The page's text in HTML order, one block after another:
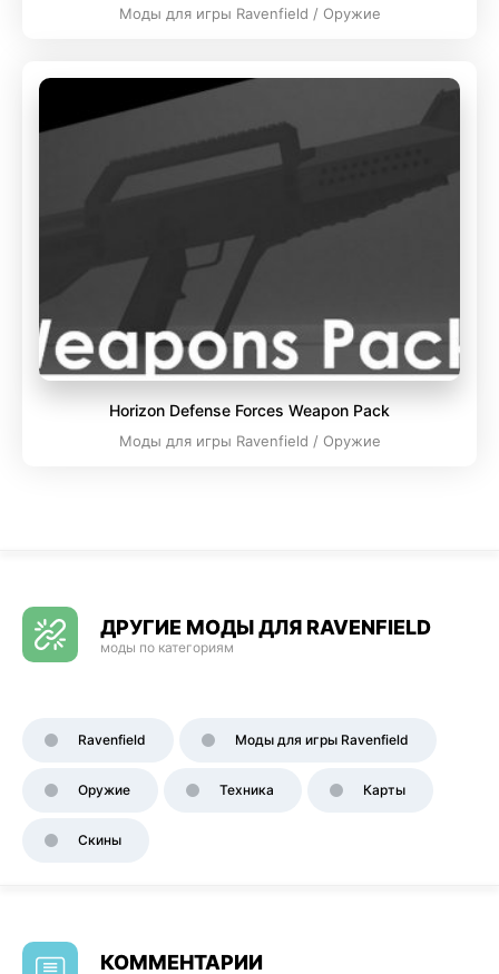
Моды для игры Ravenfield / Оружие
Horizon Defense Forces Weapon Pack
Моды для игры Ravenfield / Оружие
ДРУГИЕ МОДЫ ДЛЯ RAVENFIELD
моды по категориям
Ravenfield Моды для игры Ravenfield
Оружие Техника Карты
Скины
КОММЕНТАРИИ